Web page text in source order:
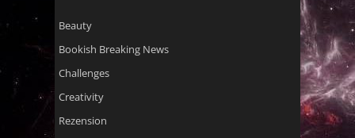
Beauty
Bookish Breaking News
Challenges
Creativity
Rezension